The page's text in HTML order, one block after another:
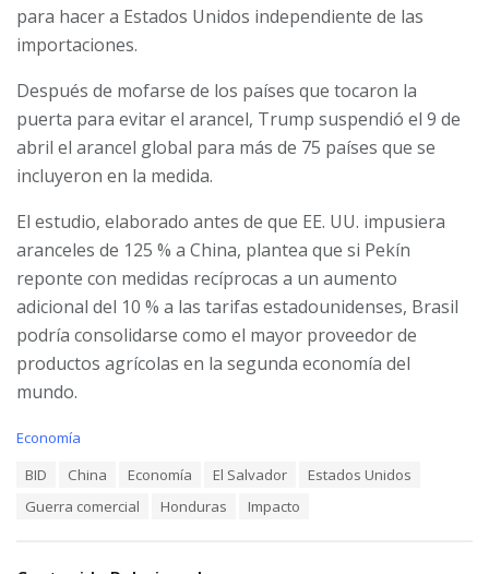
para hacer a Estados Unidos independiente de las
importaciones.
Después de mofarse de los países que tocaron la
puerta para evitar el arancel, Trump suspendió el 9 de
abril el arancel global para más de 75 países que se
incluyeron en la medida.
El estudio, elaborado antes de que EE. UU. impusiera
aranceles de 125 % a China, plantea que si Pekín
reponte con medidas recíprocas a un aumento
adicional del 10 % a las tarifas estadounidenses, Brasil
podría consolidarse como el mayor proveedor de
productos agrícolas en la segunda economía del
mundo.
C
Economía
BID China Economía El Salvador
Estados Unidos
Guerra comercial
Honduras Impacto